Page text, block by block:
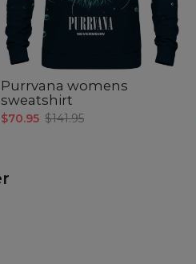
Purrvana womens
sweatshirt
$70.95 $141.95